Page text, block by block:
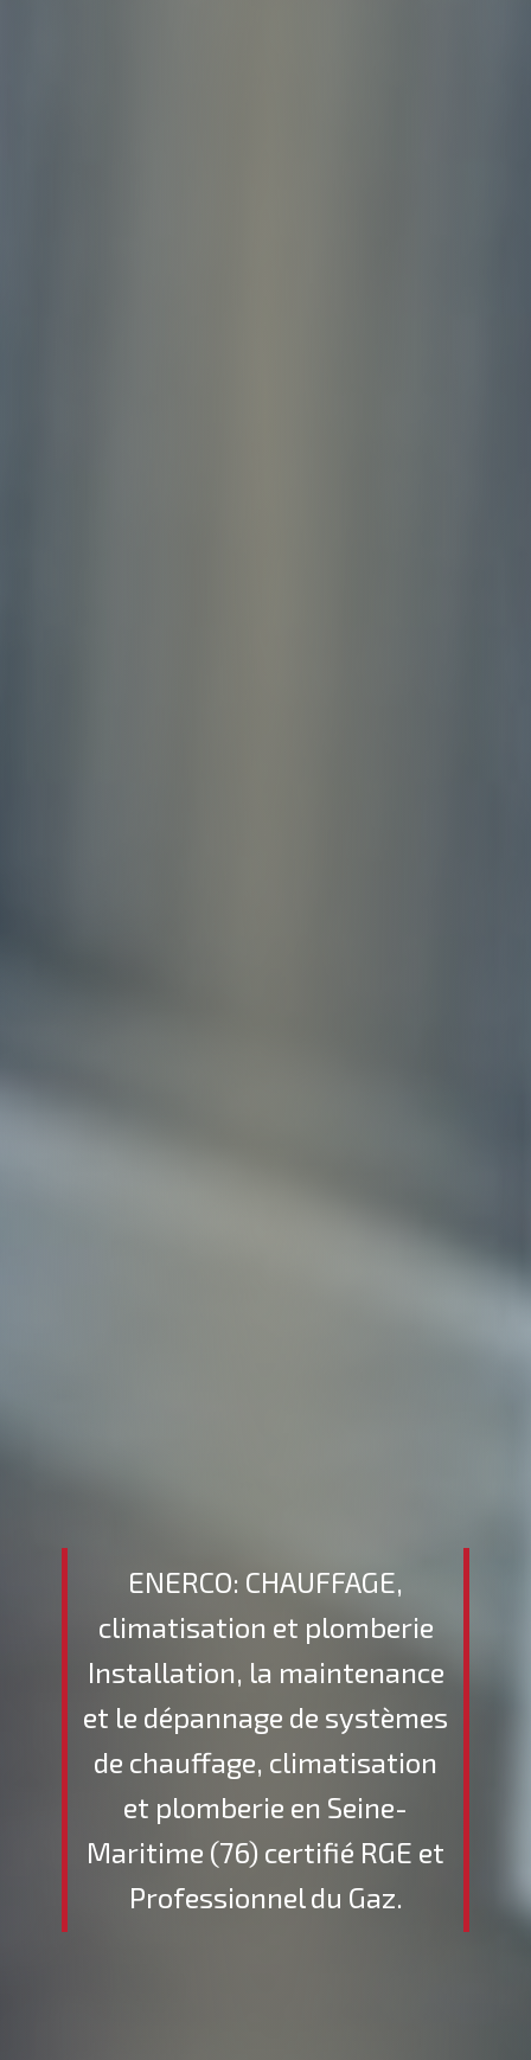
ENERCO: chauffage,
climatisation et plomberie
Installation, la maintenance
et le dépannage de systèmes
de chauffage, climatisation
et plomberie en Seine-
Maritime (76) certifié RGE et
Professionnel du Gaz.